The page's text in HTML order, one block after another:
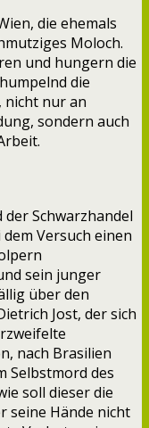
die ehemals
Moloch.
und hungern die
die
nicht nur an
sondern auch
Schwarzhandel
Versuch einen
sein junger
über den
Jost, der sich
nach Brasilien
Selbstmord des
soll dieser die
seine Hände nicht